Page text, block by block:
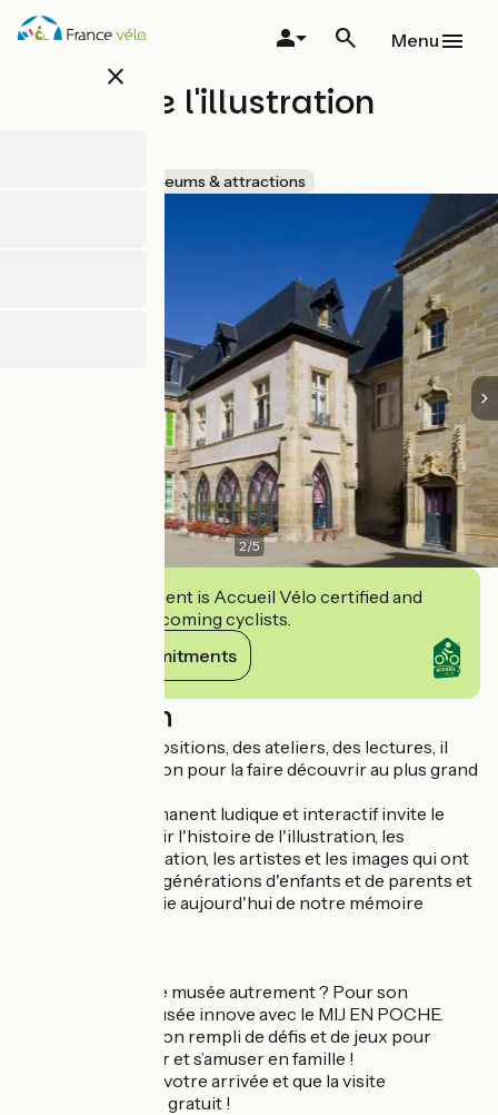
Skip
close
Menu
Musée de l'illustration
Museums & attractions
2/5
This establishment is Accueil Vélo certified and
commits to welcoming cyclists.
View its commitments
Description
À travers des expositions, des ateliers, des lectures, il
valorise l'illustration pour la faire découvrir au plus grand
Un parcours permanent ludique et interactif invite le
visiteur à découvrir l'histoire de l'illustration, les
techniques de création, les artistes et les images qui ont
marqué plusieurs générations d'enfants et de parents et
qui font aussi partie aujourd'hui de notre mémoire
Envie d’explorer le musée autrement ? Pour son
anniversaire le musée innove avec le MIJ EN POCHE.
Un sac d’exploration rempli de défis et de jeux pour
observer, imaginer et s’amuser en famille !
Demandez-le dès votre arrivée et que la visite
commence ! C'est gratuit !